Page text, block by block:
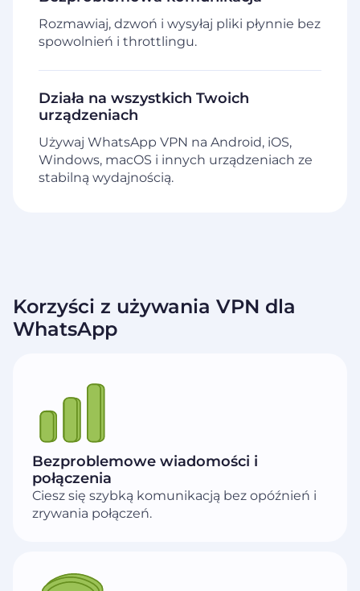
Rozmawiaj, dzwoń i wysyłaj pliki płynnie bez
spowolnień i throttlingu.
Działa na wszystkich Twoich
urządzeniach
Używaj WhatsApp VPN na Android, iOS,
Windows, macOS i innych urządzeniach ze
stabilną wydajnością.
Korzyści z używania VPN dla
WhatsApp
Bezproblemowe wiadomości i
połączenia
Ciesz się szybką komunikacją bez opóźnień i
zrywania połączeń.